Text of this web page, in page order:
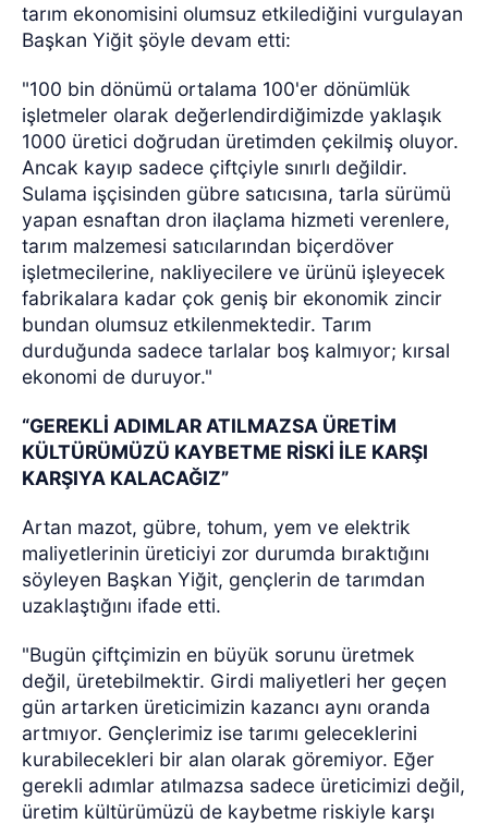
tarım ekonomisini olumsuz etkilediğini vurgulayan
Başkan Yiğit şöyle devam etti:
"100 bin dönümü ortalama 100'er dönümlük
işletmeler olarak değerlendirdiğimizde yaklaşık
1000 üretici doğrudan üretimden çekilmiş oluyor.
Ancak kayıp sadece çiftçiyle sınırlı değildir.
Sulama işçisinden gübre satıcısına, tarla sürümü
yapan esnaftan dron ilaçlama hizmeti verenlere,
tarım malzemesi satıcılarından biçerdöver
işletmecilerine, nakliyecilere ve ürünü işleyecek
fabrikalara kadar çok geniş bir ekonomik zincir
bundan olumsuz etkilenmektedir. Tarım
durduğunda sadece tarlalar boş kalmıyor; kırsal
ekonomi de duruyor."
“GEREKLİ ADIMLAR ATILMAZSA ÜRETİM
KÜLTÜRÜMÜZÜ KAYBETME RİSKİ İLE KARŞI
KARŞIYA KALACAĞIZ”
Artan mazot, gübre, tohum, yem ve elektrik
maliyetlerinin üreticiyi zor durumda bıraktığını
söyleyen Başkan Yiğit, gençlerin de tarımdan
uzaklaştığını ifade etti.
"Bugün çiftçimizin en büyük sorunu üretmek
değil, üretebilmektir. Girdi maliyetleri her geçen
gün artarken üreticimizin kazancı aynı oranda
artmıyor. Gençlerimiz ise tarımı geleceklerini
kurabilecekleri bir alan olarak göremiyor. Eğer
gerekli adımlar atılmazsa sadece üreticimizi değil,
üretim kültürümüzü de kaybetme riskiyle karşı